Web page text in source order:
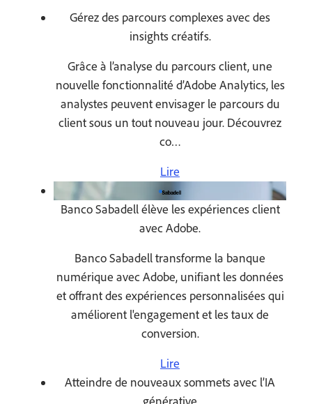
Gérez des parcours complexes avec des
insights créatifs.
Grâce à l’analyse du parcours client, une
nouvelle fonctionnalité d’Adobe Analytics, les
analystes peuvent envisager le parcours du
client sous un tout nouveau jour. Découvrez
co…
Lire
Banco Sabadell élève les expériences client
avec Adobe.
Banco Sabadell transforme la banque
numérique avec Adobe, unifiant les données
et offrant des expériences personnalisées qui
améliorent l'engagement et les taux de
conversion.
Lire
Atteindre de nouveaux sommets avec l’IA